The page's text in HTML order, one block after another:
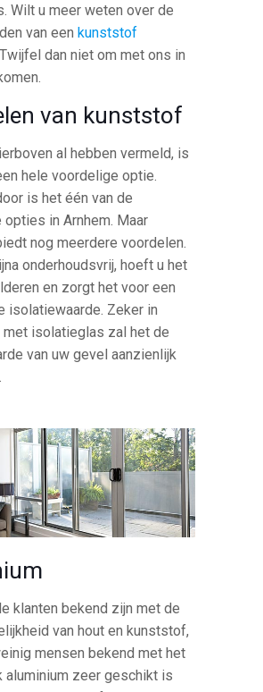
Wilt u meer weten over de
van eenkunststof
dan niet om met ons in
van kunststof
al hebben vermeld, is
hele voordelige optie.
is het één van de
in Arnhem. Maar
nog meerdere voordelen.
onderhoudsvrij, hoeft u het
en zorgt het voor een
isolatiewaarde. Zeker in
met isolatieglas zal het de
van uw gevel aanzienlijk
klanten bekend zijn met de
van hout en kunststof,
mensen bekend met het
aluminium zeer geschikt is